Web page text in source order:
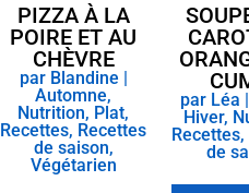
PIZZA À LA
POIRE ET AU
CHÈVRE
par Blandine |
Automne,
Nutrition, Plat,
Recettes, Recettes
de saison,
Végétarien
par Léa |
Hiver,
Recettes,
de